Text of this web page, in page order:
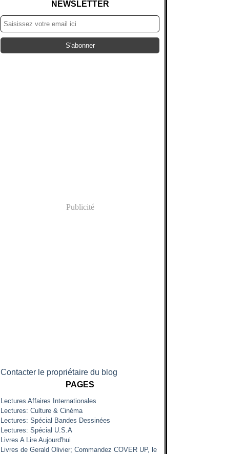
NEWSLETTER
Publicité
Contacter le propriétaire du blog
PAGES
Lectures Affaires Internationales
Lectures: Culture & Cinéma
Lectures: Spécial Bandes Dessinées
Lectures: Spécial U.S.A
Livres A Lire Aujourd'hui
Livres de Gerald Olivier; Commandez COVER UP, le